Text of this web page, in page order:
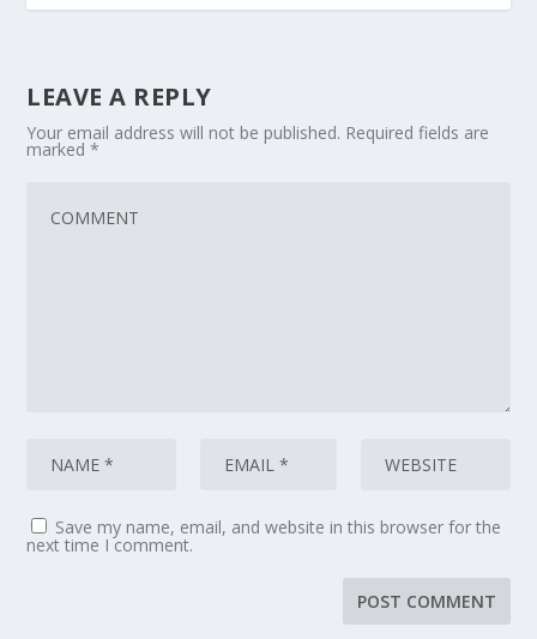
LEAVE A REPLY
Your email address will not be published. Required fields are
marked*
Save my name, email, and website in this browser for the
next time I comment.